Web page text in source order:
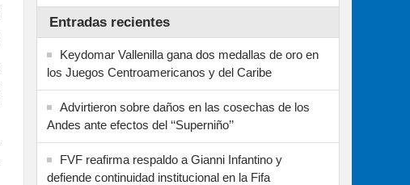
Entradas recientes
Keydomar Vallenilla gana dos medallas de oro en
los Juegos Centroamericanos y del Caribe
Advirtieron sobre daños en las cosechas de los
Andes ante efectos del ‘‘Superniño’’
FVF reafirma respaldo a Gianni Infantino y
defiende continuidad institucional en la Fifa